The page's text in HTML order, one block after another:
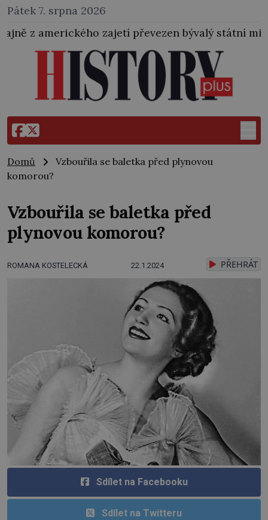
Pátek 7. srpna 2026
zajetí převezen bývalý státní ministr pro
Domů
Vzbouřila se baletka před plynovou
komorou?
Vzbouřila se baletka před
plynovou komorou?
ROMANA KOSTELECKÁ 22.1.2024 PŘEHRÁT
Sdílet na Facebooku
Sdílet na Twitteru